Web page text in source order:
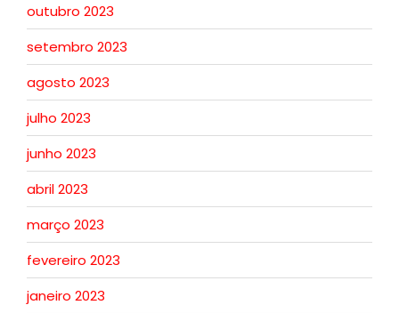
outubro 2023
setembro 2023
agosto 2023
julho 2023
junho 2023
abril 2023
março 2023
fevereiro 2023
janeiro 2023